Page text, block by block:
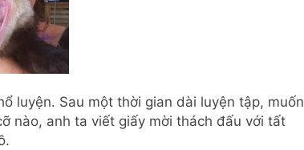
luyện. Sau một thời gian dài luyện tập, muốn
nào, anh ta viết giấy mời thách đấu với tất